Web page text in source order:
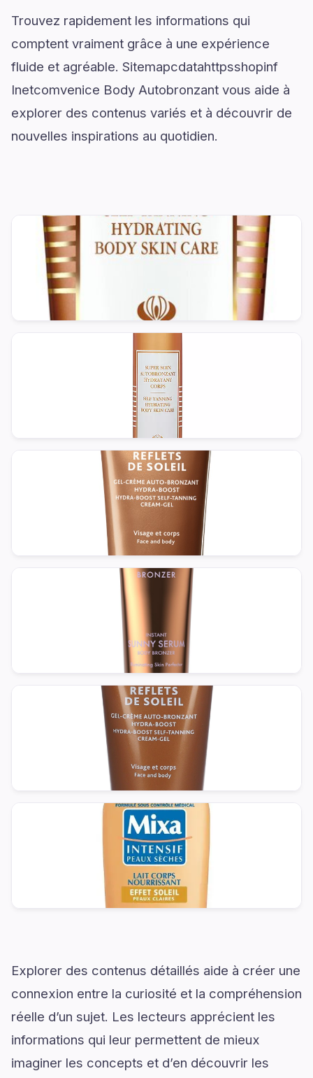
Trouvez rapidement les informations qui
comptent vraiment grâce à une expérience
fluide et agréable. Sitemapcdatahttpsshopinf
Inetcomvenice Body Autobronzant vous aide à
explorer des contenus variés et à découvrir de
nouvelles inspirations au quotidien.
Explorer des contenus détaillés aide à créer une
connexion entre la curiosité et la compréhension
réelle d’un sujet. Les lecteurs apprécient les
informations qui leur permettent de mieux
imaginer les concepts et d’en découvrir les